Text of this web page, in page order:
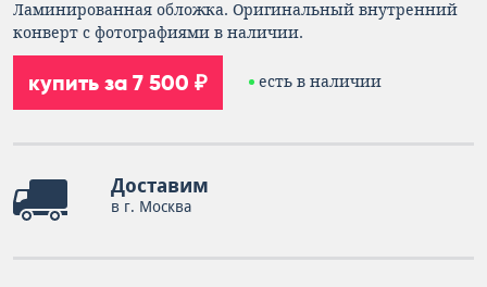
Ламинированная обложка. Оригинальный внутренний
конверт с фотографиями в наличии.
купить за 7 500 ₽ есть в наличии
Доставим
в г. Москва